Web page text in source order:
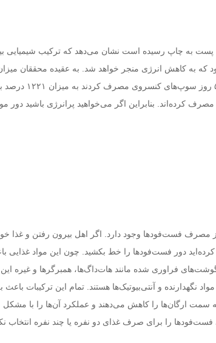
که به کاهش انرژی منجر خواهد شد. به عقیده محققان
بدن افرادی که به
کرده‌اند. بنابراین اگر می‌خواهید پرانرژی باشید دور
مصرف فست‌فودها وجود دارد. اگر اهل بیرون رفتن و غذا
دور فست‌فودها را خط بکشید. چون این مواد غذایی
فراوری شده مانند هات‌داگ‌ها، همبرگرها و غیره
نگهدارنده و آنتی‌بیوتیک‌ها هستند. تمام این ترکیبات باعث
ارگان‌ها را کاهش می‌دهند و عملکرد آن‌ها را با مشکل
را برای صرف غذای دو نفره یا چند نفره انتخاب